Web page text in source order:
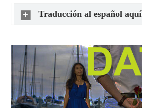
Traducción al español aquí